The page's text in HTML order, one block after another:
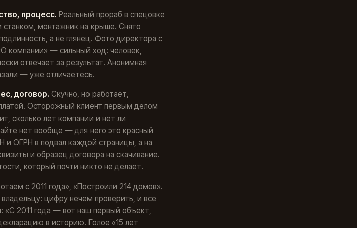
процесс. Реальный прораб в спецовке
монтажник на крыше. Снято
а не глянец. Фото директора с
компании» — сильный ход: человек,
отвечает за результат. Анонимная
— уже отличаетесь.
договор. Скучно, но работает,
Осторожный клиент первым делом
сколько лет компании и нет ли
нет вообще — для него это красный
и ОГРН в подвал каждой страницы, а на
и образец договора на скачивание.
который почти никто не делает.
с 2011 года», «Построили 214 домов».
цифру нечем проверить, и все
«С 2011 года — вот наш первый объект,
в историю. Голое «15 лет